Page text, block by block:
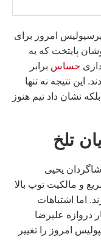
پرسپولیس امروز برای
پایتخت که به
حساس برابر
۱ شکست خوردند. این نتیجه نه تنها
نشان داد تیم هنوز
تلخ
یحیی
و مالکیت توپ بالا
اما اشتباهات
دروازه علیرضا
امروز را تغییر